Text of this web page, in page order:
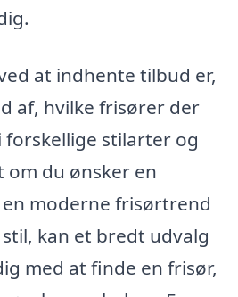
at indhente tilbud er,
af, hvilke frisører der
forskellige stilarter og
om du ønsker en
moderne frisørtrend
kan et bredt udvalg
med at finde en frisør,